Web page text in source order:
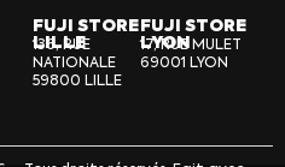
FUJI STORE
LILLE
136, RUE
NATIONALE
59800 LILLE
FUJI STORE
LYON
17, RUE MULET
69001 LYON